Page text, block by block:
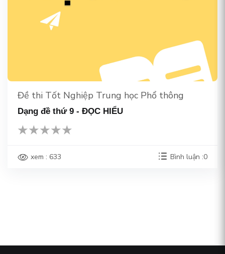
Đề thi Tốt Nghiệp Trung học Phổ thông
Dạng đề thứ 9 - ĐỌC HIỂU
xem : 633 Bình luận :0